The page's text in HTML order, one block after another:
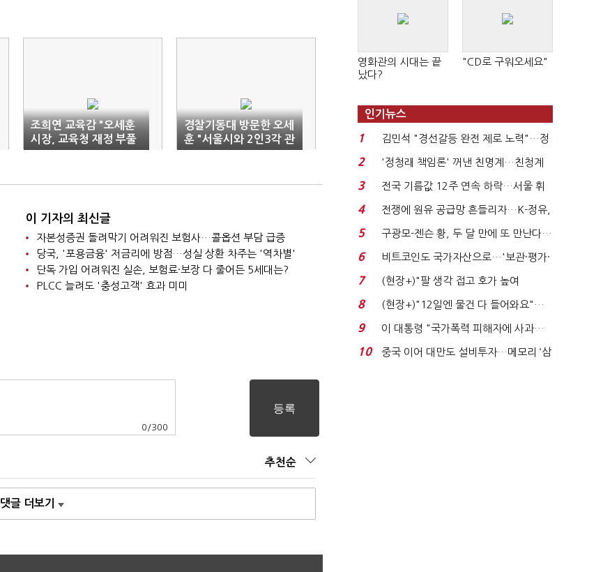
조희연 교육감 "오세훈
시장, 교육청 재정 부풀
리지 마라"
경찰기동대 방문한 오세
훈 "서울시와 2인3각 관
계 유지하자"
이 기자의 최신글
자본성증권 돌려막기 어려워진 보험사…콜옵션 부담 급증
당국, '포용금융' 저금리에 방점…성실 상환 차주는 '역차별'
단독 가입 어려워진 실손, 보험료·보장 다 줄어든 5세대는?
PLCC 늘려도 '충성고객' 효과 미미
0 /300
추천순
댓글 더보기
영화관의 시대는 끝
났다?
"CD로 구워오세요"
인기뉴스
1
김민석 "경선갈등 완전 제로 노력"…정
청래 "반명 공세 사...
2
'정청래 책임론' 꺼낸 친명계…친청계
는 추가투표 때리기...
3
전국 기름값 12주 연속 하락…서울 휘
발윳값 1909원...
4
전쟁에 원유 공급망 흔들리자…K-정유,
에너지안보 핵심...
5
구광모-젠슨 황, 두 달 만에 또 만난다…
로봇·AI 등 논...
6
비트코인도 국가자산으로…'보관·평가·
처분' 기준은 ...
7
(현장+)"팔 생각 접고 호가 높여
요"…'덜 똘똘한 한 채' 20...
8
(현장+)"12일엔 물건 다 들어와요"…
빈 매대 채우며 문 연 ...
9
이 대통령 "국가폭력 피해자에 사과…
적극적 조사로 진...
10
중국 이어 대만도 설비투자…메모리 ‘삼